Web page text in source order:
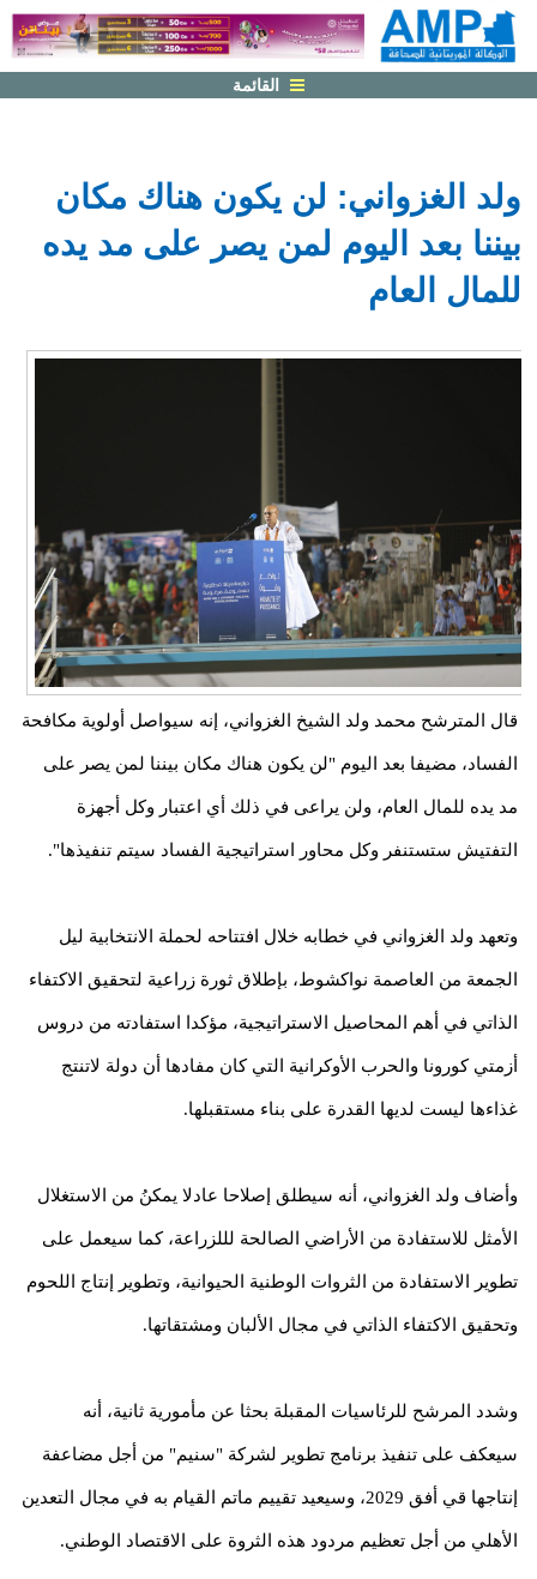
القائمة
ولد الغزواني: لن يكون هناك مكان
بيننا بعد اليوم لمن يصر على مد يده
للمال العام
قال المترشح محمد ولد الشيخ الغزواني، إنه سيواصل أولوية مكافحة
الفساد، مضيفا بعد اليوم "لن يكون هناك مكان بيننا لمن يصر على
مد يده للمال العام، ولن يراعى في ذلك أي اعتبار وكل أجهزة
التفتيش ستستنفر وكل محاور استراتيجية الفساد سيتم تنفيذها".
وتعهد ولد الغزواني في خطابه خلال افتتاحه لحملة الانتخابية ليل
الجمعة من العاصمة نواكشوط، بإطلاق ثورة زراعية لتحقيق الاكتفاء
الذاتي في أهم المحاصيل الاستراتيجية، مؤكدا استفادته من دروس
أزمتي كورونا والحرب الأوكرانية التي كان مفادها أن دولة لاتنتج
غذاءها ليست لديها القدرة على بناء مستقبلها.
وأضاف ولد الغزواني، أنه سيطلق إصلاحا عادلا يمكنُ من الاستغلال
الأمثل للاستفادة من الأراضي الصالحة لللزراعة، كما سيعمل على
تطوير الاستفادة من الثروات الوطنية الحيوانية، وتطوير إنتاج اللحوم
وتحقيق الاكتفاء الذاتي في مجال الألبان ومشتقاتها.
وشدد المرشح للرئاسيات المقبلة بحثا عن مأمورية ثانية، أنه
سيعكف على تنفيذ برنامج تطوير لشركة "سنيم" من أجل مضاعفة
إنتاجها قي أفق 2029، وسيعيد تقييم ماتم القيام به في مجال التعدين
الأهلي من أجل تعظيم مردود هذه الثروة على الاقتصاد الوطني.